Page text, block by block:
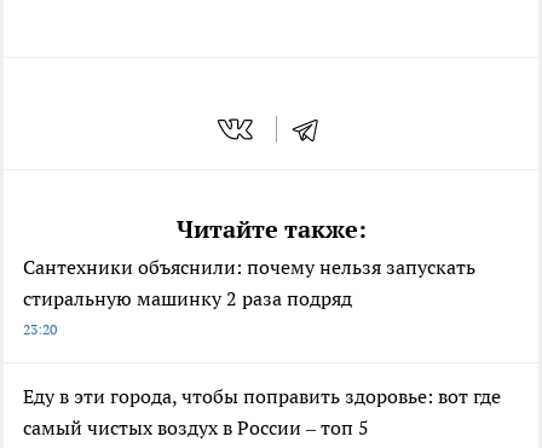
Читайте также:
Сантехники объяснили: почему нельзя запускать
стиральную машинку 2 раза подряд
23:20
Еду в эти города, чтобы поправить здоровье: вот где
самый чистых воздух в России – топ 5